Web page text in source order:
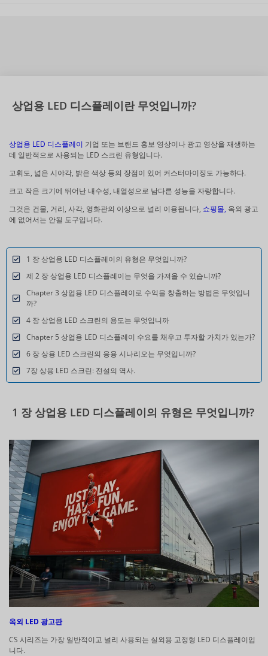
상업용 LED 디스플레이란 무엇입니까?
상업용 LED 디스플레이 기업 또는 브랜드 홍보 영상이나 광고 영상을 재생하는
데 일반적으로 사용되는 LED 스크린 유형입니다.
고휘도, 넓은 시야각, 밝은 색상 등의 장점이 있어 커스터마이징도 가능하다.
크고 작은 크기에 뛰어난 내수성, 내열성으로 남다른 성능을 자랑합니다.
그것은 건물, 거리, 사각, 영화관의 이상으로 널리 이용됩니다, 쇼핑몰, 옥외 광고
에 없어서는 안될 도구입니다.
1 장 상업용 LED 디스플레이의 유형은 무엇입니까?
제 2 장 상업용 LED 디스플레이는 무엇을 가져올 수 있습니까?
Chapter 3 상업용 LED 디스플레이로 수익을 창출하는 방법은 무엇입니
까?
4 장 상업용 LED 스크린의 용도는 무엇입니까
Chapter 5 상업용 LED 디스플레이 수요를 채우고 투자할 가치가 있는가?
6 장 상용 LED 스크린의 응용 시나리오는 무엇입니까?
7장 상용 LED 스크린: 전설의 역사.
1 장 상업용 LED 디스플레이의 유형은 무엇입니까?
옥외 LED 광고판
CS 시리즈는 가장 일반적이고 널리 사용되는 실외용 고정형 LED 디스플레이입
니다.